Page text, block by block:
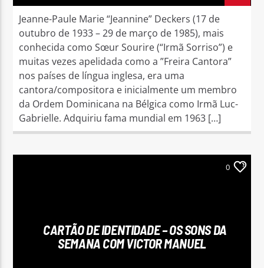
Jeanne-Paule Marie “Jeannine” Deckers (17 de
outubro de 1933 – 29 de março de 1985), mais
conhecida como Sœur Sourire (“Irmã Sorriso”) e
muitas vezes apelidada como a ”Freira Cantora”
nos países de língua inglesa, era uma
cantora/compositora e inicialmente um membro
da Ordem Dominicana na Bélgica como Irmã Luc-
Gabrielle. Adquiriu fama mundial em 1963 […]
0
CARTÃO DE IDENTIDADE – OS SONS DA
SEMANA COM VICTOR MANUEL